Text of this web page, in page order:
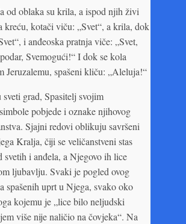
od oblaka su krila, a ispod njih živi
kreću, kotači viču: „Svet“, a krila, dok
i anđeoska pratnja viče: „Svet,
Svemogući!“ I dok se kola
Jeruzalemu, spašeni kliču: „Aleluja!“
grad, Spasitelj svojim
pobjede i oznake njihovog
Sjajni redovi oblikuju savršeni
Kralja, čiji se veličanstveni stas
svetih i anđela, a Njegovo ih lice
ljubavlju. Svaki je pogled ovog
spašenih uprt u Njega, svako oko
kojemu je „lice bilo neljudski
više nije naličio na čovjeka“. Na